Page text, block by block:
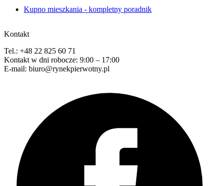
Kupno mieszkania - kompletny poradnik
Kontakt
Tel.: +48 22 825 60 71
Kontakt w dni robocze: 9:00 – 17:00
E-mail: biuro@rynekpierwotny.pl